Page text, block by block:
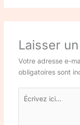
Laisser
Votre adresse e-
obligatoires sont
Écrivez
ici…